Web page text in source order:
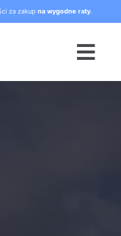
za zakup na wygodne raty.